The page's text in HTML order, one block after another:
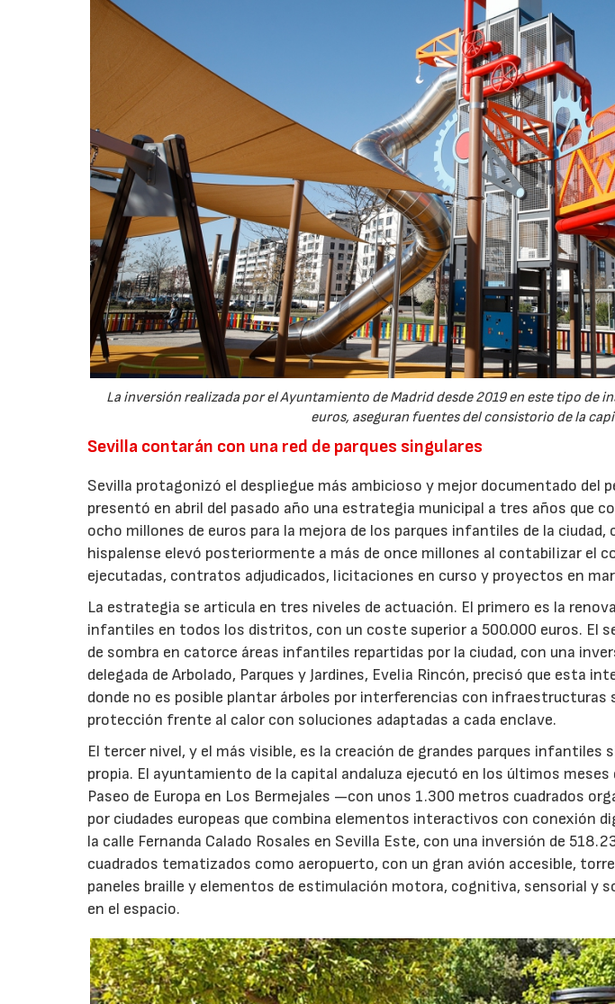
La inversión realizada por el Ayuntamiento de Madrid desde 2019 en este tipo de
euros, aseguran fuentes del consistorio de la
Sevilla contarán con una red de parques singulares
Sevilla protagonizó el despliegue más ambicioso y mejor documentado del
presentó en abril del pasado año una estrategia municipal a tres años que
ocho millones de euros para la mejora de los parques infantiles de la
hispalense elevó posteriormente a más de once millones al contabilizar el
ejecutadas, contratos adjudicados, licitaciones en curso y proyectos en
La estrategia se articula en tres niveles de actuación. El primero es la
infantiles en todos los distritos, con un coste superior a 500.000 euros. El
de sombra en catorce áreas infantiles repartidas por la ciudad, con una
delegada de Arbolado, Parques y Jardines, Evelia Rincón, precisó que esta
donde no es posible plantar árboles por interferencias con infraestructuras
protección frente al calor con soluciones adaptadas a cada enclave.
El tercer nivel, y el más visible, es la creación de grandes parques
propia. El ayuntamiento de la capital andaluza ejecutó en los últimos meses
Paseo de Europa en Los Bermejales —con unos 1.300 metros cuadrados
por ciudades europeas que combina elementos interactivos con conexión
la calle Fernanda Calado Rosales en Sevilla Este, con una inversión de
cuadrados tematizados como aeropuerto, con un gran avión accesible,
paneles braille y elementos de estimulación motora, cognitiva, sensorial y
en el espacio.